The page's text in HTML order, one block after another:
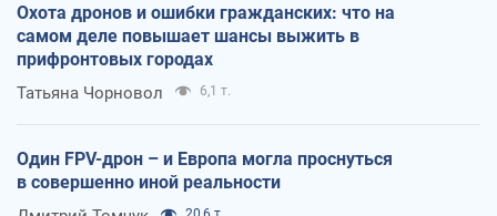
Охота дронов и ошибки гражданских: что на
самом деле повышает шансы выжить в
прифронтовых городах
Татьяна Чорновол 6,1 т.
Один FPV-дрон – и Европа могла проснуться
в совершенно иной реальности